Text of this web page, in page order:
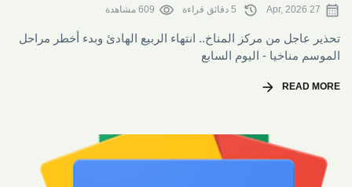
calendar_month
27 Apr, 2026
history
visibility 609 مشاهدة
تحذير عاجل من مركز المناخ.. انتهاء الربيع الهادئ وبدء أخطر مراحل
الموسم مناخيا - اليوم السابع
READ MORE
arrow_forward